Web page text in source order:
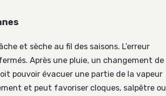
et sèche au fil des saisons. L’erreur
Après une pluie, un changement de
pouvoir évacuer une partie de la vapeur
et peut favoriser cloques, salpêtre ou